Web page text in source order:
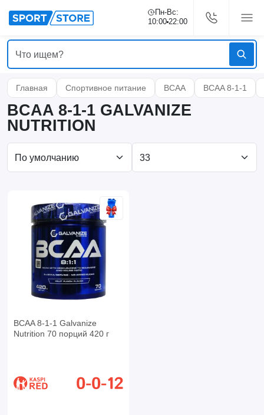
Пн-Вс:
10:00 22:00
Главная Спортивное питание BCAA BCAA 8-1-1
BCAA 8-1-1 GALVANIZE
NUTRITION
BCAA 8-1-1 Galvanize
Nutrition 70 порций 420 г